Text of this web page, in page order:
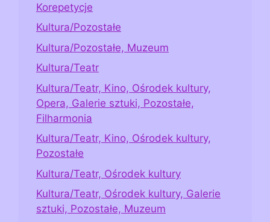
Korepetycje
Kultura/Pozostałe
Kultura/Pozostałe, Muzeum
Kultura/Teatr
Kultura/Teatr, Kino, Ośrodek kultury,
Opera, Galerie sztuki, Pozostałe,
Filharmonia
Kultura/Teatr, Kino, Ośrodek kultury,
Pozostałe
Kultura/Teatr, Ośrodek kultury
Kultura/Teatr, Ośrodek kultury, Galerie
sztuki, Pozostałe, Muzeum